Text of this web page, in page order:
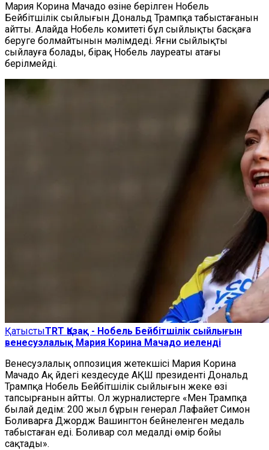
Мария Корина Мачадо өзіне берілген Нобель
Бейбітшілік сыйлығын Дональд Трампқа табыстағанын
айтты. Алайда Нобель комитеті бұл сыйлықты басқаға
беруге болмайтынын мәлімдеді. Яғни сыйлықты
сыйлауға болады, бірақ Нобель лауреаты атағы
берілмейді.
ҚатыстыTRT Қазақ - Нобель Бейбітшілік сыйлығын
венесуэлалық Мария Корина Мачадо иеленді
Венесуэлалық оппозиция жетекшісі Мария Корина
Мачадо Ақ Үйдегі кездесуде АҚШ президенті Дональд
Трампқа Нобель Бейбітшілік сыйлығын жеке өзі
тапсырғанын айтты. Ол журналистерге «Мен Трампқа
былай дедім: 200 жыл бұрын генерал Лафайет Симон
Боливарға Джордж Вашингтон бейнеленген медаль
табыстаған еді. Боливар сол медалді өмір бойы
сақтады».